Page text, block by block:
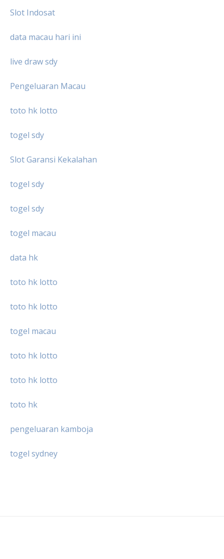
Slot Indosat
data macau hari ini
live draw sdy
Pengeluaran Macau
toto hk lotto
togel sdy
Slot Garansi Kekalahan
togel sdy
togel sdy
togel macau
data hk
toto hk lotto
toto hk lotto
togel macau
toto hk lotto
toto hk lotto
toto hk
pengeluaran kamboja
togel sydney